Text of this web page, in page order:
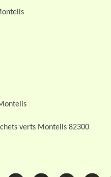
verts Monteils 82300